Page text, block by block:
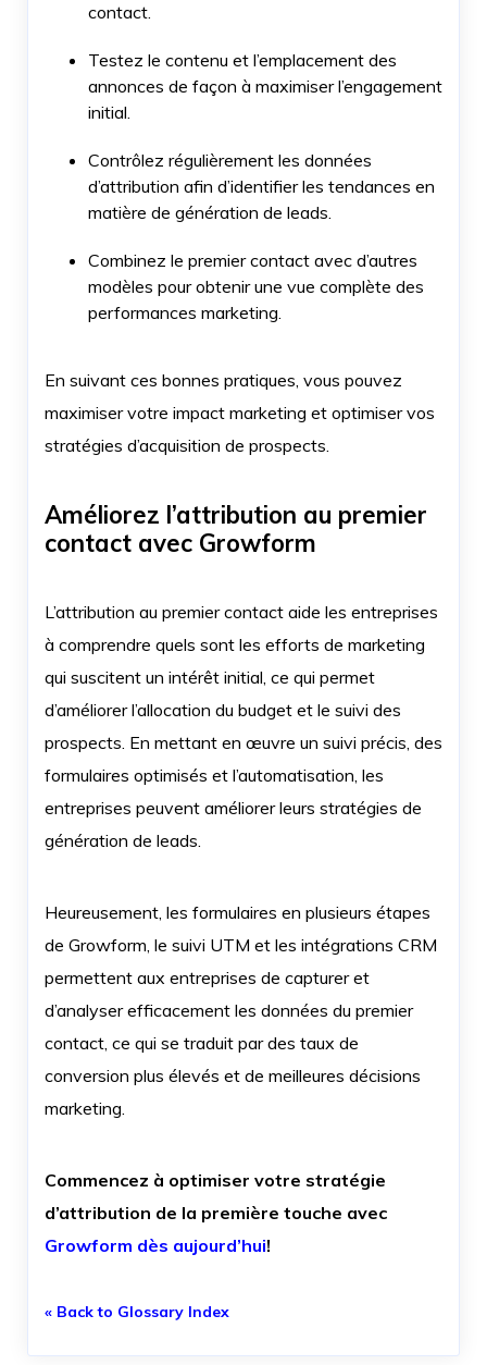
contact.
Testez le contenu et l’emplacement des
annonces de façon à maximiser l’engagement
initial.
Contrôlez régulièrement les données
d’attribution afin d’identifier les tendances en
matière de génération de leads.
Combinez le premier contact avec d’autres
modèles pour obtenir une vue complète des
performances marketing.
En suivant ces bonnes pratiques, vous pouvez
maximiser votre impact marketing et optimiser vos
stratégies d’acquisition de prospects.
Améliorez l’attribution au premier
contact avec Growform
L’attribution au premier contact aide les entreprises
à comprendre quels sont les efforts de marketing
qui suscitent un intérêt initial, ce qui permet
d’améliorer l’allocation du budget et le suivi des
prospects. En mettant en œuvre un suivi précis, des
formulaires optimisés et l’automatisation, les
entreprises peuvent améliorer leurs stratégies de
génération de leads.
Heureusement, les formulaires en plusieurs étapes
de Growform, le suivi UTM et les intégrations CRM
permettent aux entreprises de capturer et
d’analyser efficacement les données du premier
contact, ce qui se traduit par des taux de
conversion plus élevés et de meilleures décisions
marketing.
Commencez à optimiser votre stratégie
d’attribution de la première touche avec
Growform dès aujourd’hui!
« Back to Glossary Index